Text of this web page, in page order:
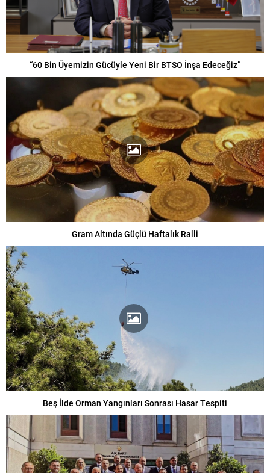
“60 Bin Üyemizin Gücüyle Yeni Bir BTSO İnşa Edeceğiz”
Gram Altında Güçlü Haftalık Ralli
Beş İlde Orman Yangınları Sonrası Hasar Tespiti